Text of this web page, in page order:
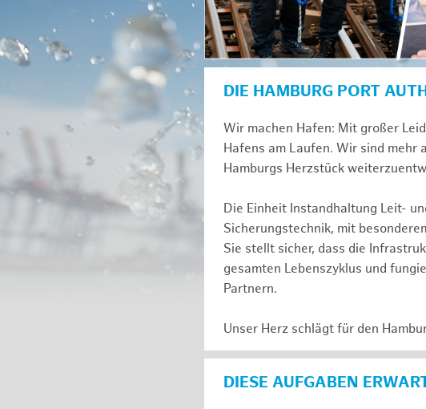
DIE HAMBURG PORT
Wir machen Hafen: Mit großer
Hafens am Laufen. Wir sind
Hamburgs Herzstück
Die Einheit Instandhaltung Leit-
Sicherungstechnik, mit
Sie stellt sicher, dass die
gesamten Lebenszyklus und
Partnern.
Unser Herz schlägt für den
DIESE AUFGABEN